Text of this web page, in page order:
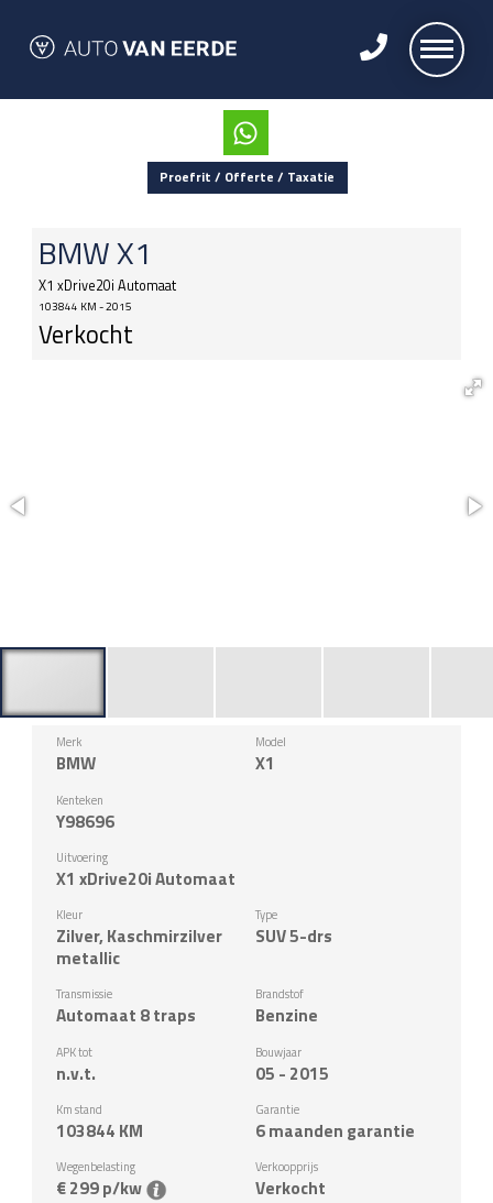
Proefrit / Offerte / Taxatie
BMWX1
X1 xDrive20i Automaat
103844 KM - 2015
Verkocht
Merk
BMW
Model
X1
Kenteken
Y98696
Uitvoering
X1 xDrive20i Automaat
Kleur
Zilver, Kaschmirzilver
metallic
Type
SUV 5-drs
Transmissie
Automaat 8 traps
Brandstof
Benzine
APK tot
n.v.t.
Bouwjaar
05 - 2015
Km stand
103844 KM
Garantie
6 maanden garantie
Wegenbelasting
€ 299 p/kw
Verkoopprijs
Verkocht